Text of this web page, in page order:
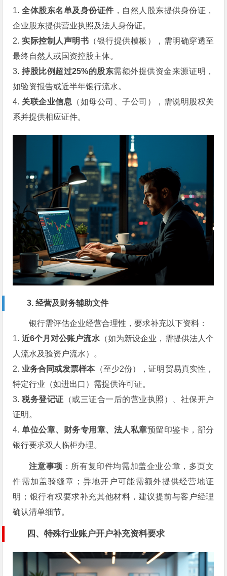
1. 全体股东名单及身份证件，自然人股东提供身份证，
企业股东提供营业执照及法人身份证。
2. 实际控制人声明书 （银行提供模板），需明确穿透至
最终自然人或国资控股主体。
3.持股比例超过25%的股东需额外提供资金来源证明，
如验资报告或近半年银行流水。
4. 关联企业信息 （如母公司、子公司），需说明股权关
系并提供相应证件。
3. 经营及财务辅助文件
银行需评估企业经营合理性，要求补充以下资料：
1. 近6个月对公账户流水（如为新设企业，需提供法人个
人流水及验资户流水）。
2. 业务合同或发票样本（至少2份），证明贸易真实性，
特定行业（如进出口）需提供许可证。
3. 税务登记证 （或三证合一后的营业执照）、社保开户
证明。
4. 单位公章、财务专用章、法人私章预留印鉴卡，部分
银行要求双人临柜办理。
注意事项 ：所有复印件均需加盖企业公章，多页文
件需加盖骑缝章；异地开户可能需额外提供经营地证
明；银行有权要求补充其他材料，建议提前与客户经理
确认清单细节。
四、特殊行业账户开户补充资料要求